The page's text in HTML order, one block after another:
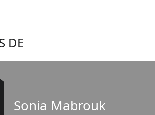
DE
Sonia Mabrouk